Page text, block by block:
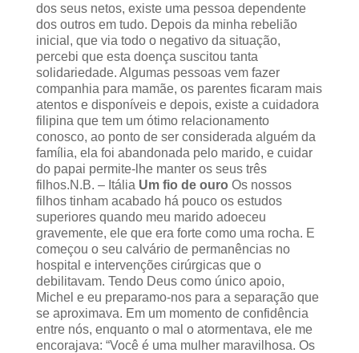
dos seus netos, existe uma pessoa dependente
dos outros em tudo. Depois da minha rebelião
inicial, que via todo o negativo da situação,
percebi que esta doença suscitou tanta
solidariedade. Algumas pessoas vem fazer
companhia para mamãe, os parentes ficaram mais
atentos e disponíveis e depois, existe a cuidadora
filipina que tem um ótimo relacionamento
conosco, ao ponto de ser considerada alguém da
família, ela foi abandonada pelo marido, e cuidar
do papai permite-lhe manter os seus três
filhos.N.B. – Itália Um fio de ouro Os nossos
filhos tinham acabado há pouco os estudos
superiores quando meu marido adoeceu
gravemente, ele que era forte como uma rocha. E
começou o seu calvário de permanências no
hospital e intervenções cirúrgicas que o
debilitavam. Tendo Deus como único apoio,
Michel e eu preparamo-nos para a separação que
se aproximava. Em um momento de confidência
entre nós, enquanto o mal o atormentava, ele me
encorajava: “Você é uma mulher maravilhosa. Os